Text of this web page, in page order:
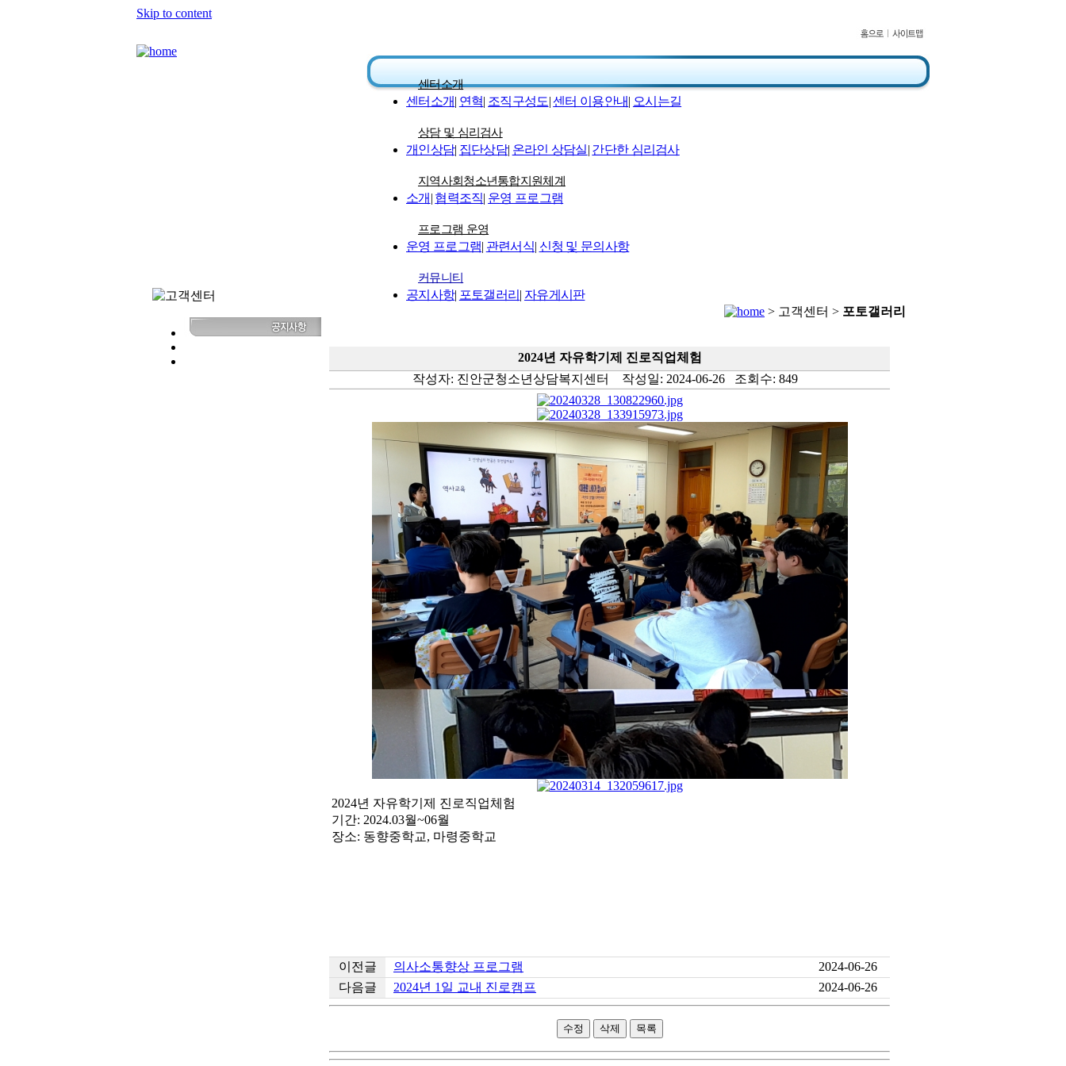
Skip to content
센터소개
센터소개| 연혁| 조직구성도|센터 이용안내| 오시는길
상담 및 심리검사
개인상담| 집단상담| 온라인 상담실| 간단한 심리검사
지역사회청소년통합지원체계
소개 | 협력조직| 운영 프로그램
프로그램 운영
운영 프로그램| 관련서식| 신청 및 문의사항
커뮤니티
공지사항| 포토갤러리 | 자유게시판
> 고객센터 > 포토갤러리
2024년 자유학기제 진로직업체험
작성자: 진안군청소년상담복지센터 작성일: 2024-06-26 조회수: 849
2024년 자유학기제 진로직업체험
기간: 2024.03월~06월
장소: 동향중학교, 마령중학교
이전글 의사소통향상 프로그램
2024-06-26
다음글
2024년 1일 교내 진로캠프 2024-06-26